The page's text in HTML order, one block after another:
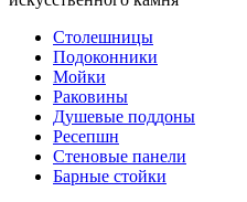
Столешницы
Подоконники
Мойки
Раковины
Душевые поддоны
Ресепшн
Стеновые панели
Барные стойки